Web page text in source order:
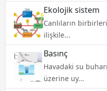
Ekolojik sistem
Canlıların
ilişkile...
Basınç
Havadaki su
üzerine uy...